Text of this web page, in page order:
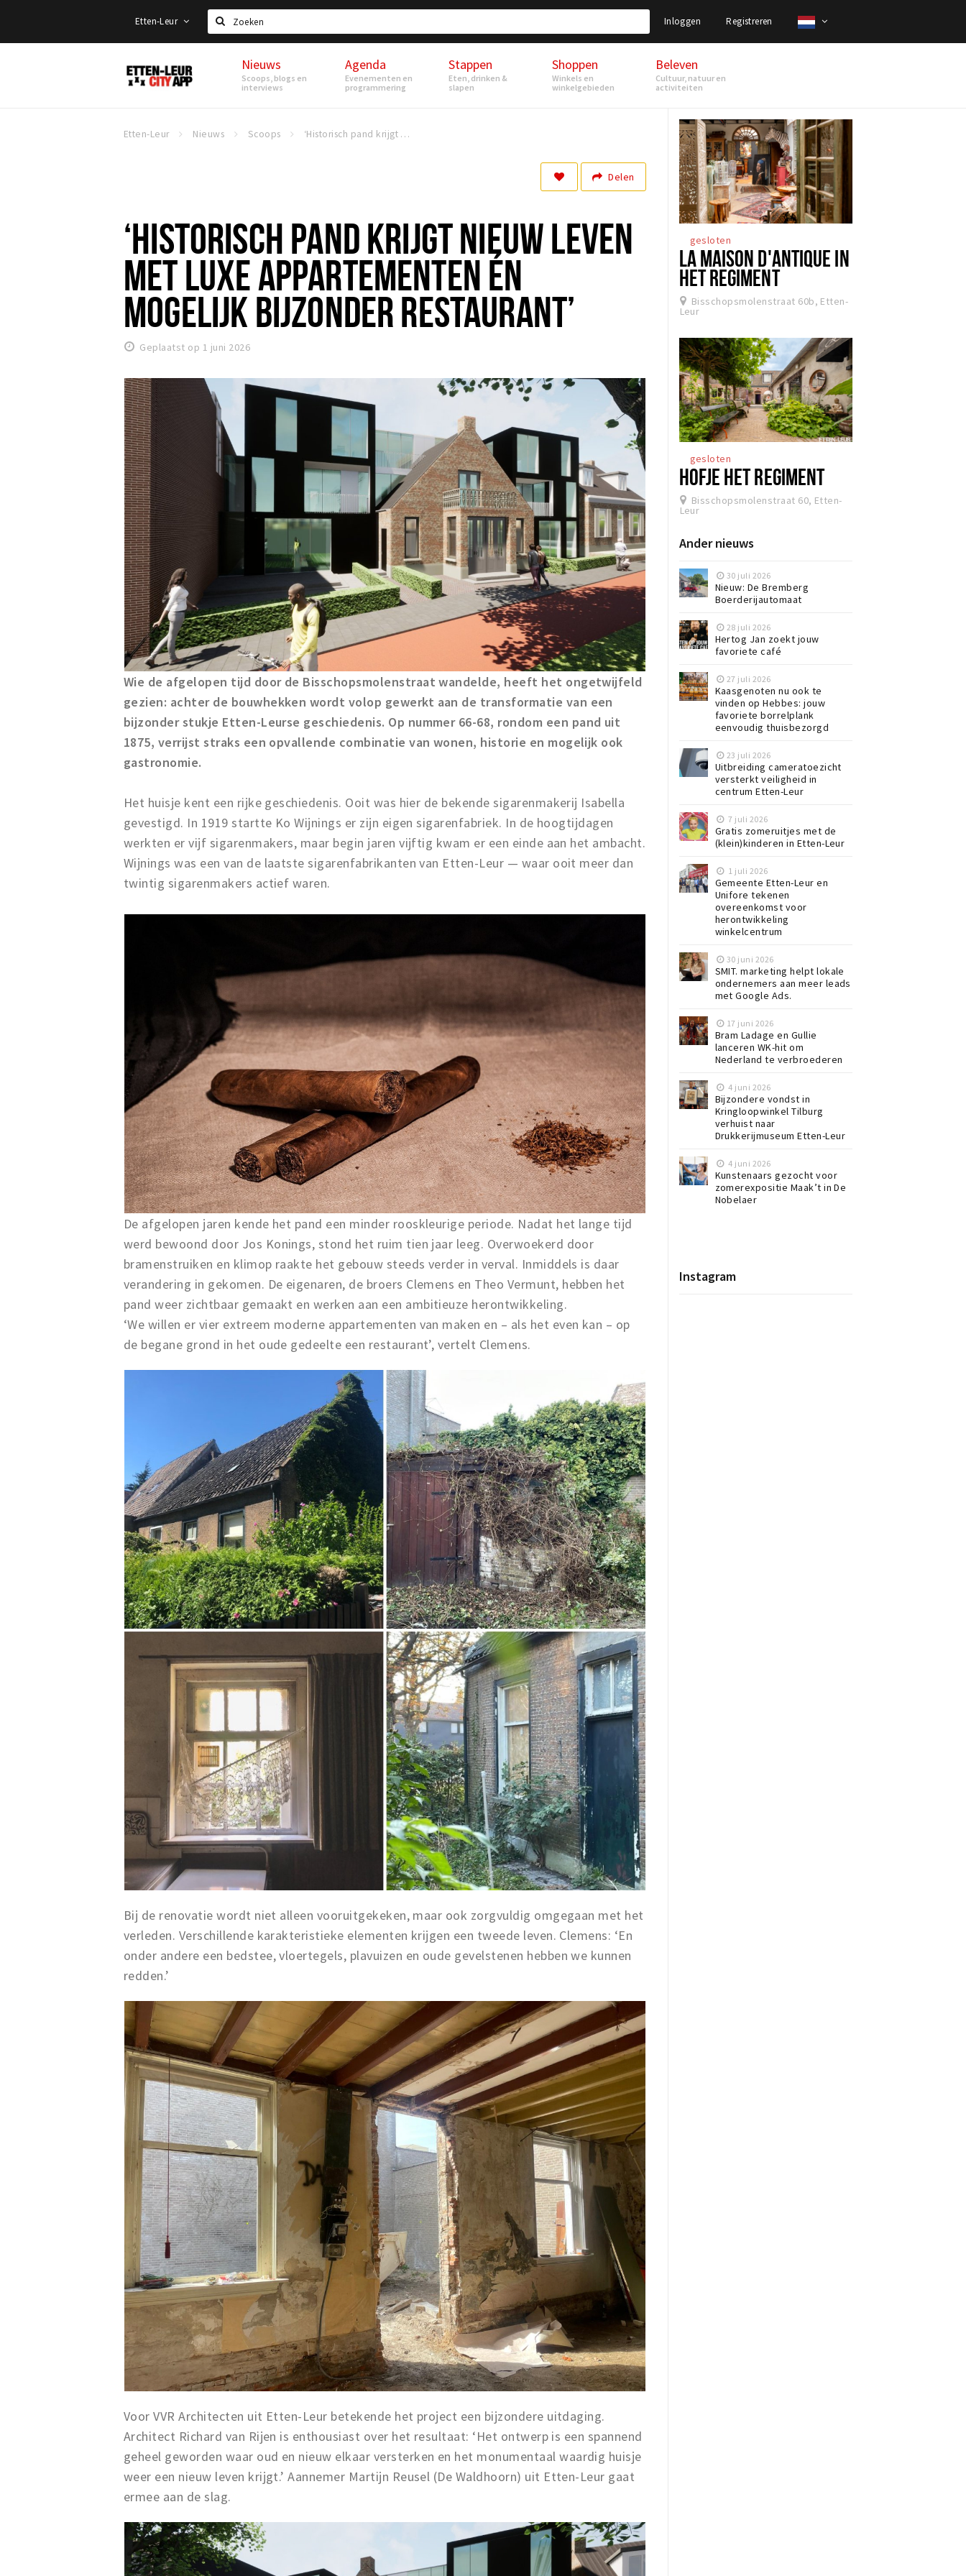
Etten-Leur
Zoeken
Inloggen Registreren
Etten-
Leur
Nieuws
Scoops, blogs en
interviews
Agenda
Evenementen en
programmering
Stappen
Eten, drinken &
slapen
Shoppen
Winkels en
winkelgebieden
Beleven
Cultuur, natuur en
activiteiten
Etten-Leur Nieuws Scoops ‘Historisch pand krijgt nieuw leven met luxe appartementen én mogelijk bijzonder restaurant’
Delen
‘HISTORISCH PAND KRIJGT NIEUW LEVEN
MET LUXE APPARTEMENTEN ÉN
MOGELIJK BIJZONDER RESTAURANT’
Geplaatst op 1 juni 2026
Wie de afgelopen tijd door de Bisschopsmolenstraat wandelde, heeft het ongetwijfeld
gezien: achter de bouwhekken wordt volop gewerkt aan de transformatie van een
bijzonder stukje Etten-Leurse geschiedenis. Op nummer 66-68, rondom een pand uit
1875, verrijst straks een opvallende combinatie van wonen, historie en mogelijk ook
gastronomie.
Het huisje kent een rijke geschiedenis. Ooit was hier de bekende sigarenmakerij Isabella
gevestigd. In 1919 startte Ko Wijnings er zijn eigen sigarenfabriek. In de hoogtijdagen
werkten er vijf sigarenmakers, maar begin jaren vijftig kwam er een einde aan het ambacht.
Wijnings was een van de laatste sigarenfabrikanten van Etten-Leur — waar ooit meer dan
twintig sigarenmakers actief waren.
De afgelopen jaren kende het pand een minder rooskleurige periode. Nadat het lange tijd
werd bewoond door Jos Konings, stond het ruim tien jaar leeg. Overwoekerd door
bramenstruiken en klimop raakte het gebouw steeds verder in verval. Inmiddels is daar
verandering in gekomen. De eigenaren, de broers Clemens en Theo Vermunt, hebben het
pand weer zichtbaar gemaakt en werken aan een ambitieuze herontwikkeling.
‘We willen er vier extreem moderne appartementen van maken en – als het even kan – op
de begane grond in het oude gedeelte een restaurant’, vertelt Clemens.
Bij de renovatie wordt niet alleen vooruitgekeken, maar ook zorgvuldig omgegaan met het
verleden. Verschillende karakteristieke elementen krijgen een tweede leven. Clemens: ‘En
onder andere een bedstee, vloertegels, plavuizen en oude gevelstenen hebben we kunnen
redden.’
Voor VVR Architecten uit Etten-Leur betekende het project een bijzondere uitdaging.
Architect Richard van Rijen is enthousiast over het resultaat: ‘Het ontwerp is een spannend
geheel geworden waar oud en nieuw elkaar versterken en het monumentaal waardig huisje
weer een nieuw leven krijgt.’ Aannemer Martijn Reusel (De Waldhoorn) uit Etten-Leur gaat
ermee aan de slag.
gesloten
LA MAISON D'ANTIQUE IN
HET REGIMENT
Bisschopsmolenstraat 60b, Etten-
Leur
gesloten
HOFJE HET REGIMENT
Bisschopsmolenstraat 60, Etten-
Leur
Ander nieuws
30 juli 2026
Nieuw: De Bremberg
Boerderijautomaat
28 juli 2026
Hertog Jan zoekt jouw
favoriete café
27 juli 2026
Kaasgenoten nu ook te
vinden op Hebbes: jouw
favoriete borrelplank
eenvoudig thuisbezorgd
23 juli 2026
Uitbreiding cameratoezicht
versterkt veiligheid in
centrum Etten-Leur
7 juli 2026
Gratis zomeruitjes met de
(klein)kinderen in Etten-Leur
1 juli 2026
Gemeente Etten-Leur en
Unifore tekenen
overeenkomst voor
herontwikkeling
winkelcentrum
30 juni 2026
SMIT. marketing helpt lokale
ondernemers aan meer leads
met Google Ads.
17 juni 2026
Bram Ladage en Gullie
lanceren WK-hit om
Nederland te verbroederen
4 juni 2026
Bijzondere vondst in
Kringloopwinkel Tilburg
verhuist naar
Drukkerijmuseum Etten-Leur
4 juni 2026
Kunstenaars gezocht voor
zomerexpositie Maak’t in De
Nobelaer
Instagram